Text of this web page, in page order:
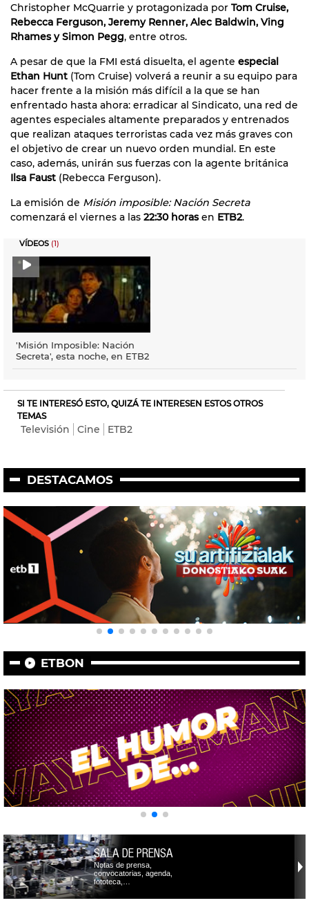
Christopher McQuarrie y protagonizada por Tom Cruise,
Rebecca Ferguson, Jeremy Renner, Alec Baldwin, Ving
Rhames y Simon Pegg, entre otros.
A pesar de que la FMI está disuelta, el agente especial
Ethan Hunt (Tom Cruise) volverá a reunir a su equipo para
hacer frente a la misión más difícil a la que se han
enfrentado hasta ahora: erradicar al Sindicato, una red de
agentes especiales altamente preparados y entrenados
que realizan ataques terroristas cada vez más graves con
el objetivo de crear un nuevo orden mundial. En este
caso, además, unirán sus fuerzas con la agente británica
Ilsa Faust (Rebecca Ferguson).
La emisión de Misión imposible: Nación Secreta
comenzará el viernes a las 22:30 horasen ETB2.
VÍDEOS (1)
'Misión Imposible: Nación
Secreta', esta noche, en ETB2
SI TE INTERESÓ ESTO, QUIZÁ TE INTERESEN ESTOS OTROS
TEMAS
Televisión Cine ETB2
DESTACAMOS
ETBON
SALA DE PRENSA
Notas de prensa,
convocatorias, agenda,
fototeca,…